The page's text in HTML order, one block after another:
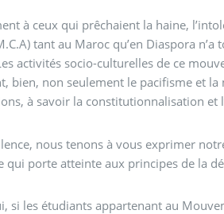
à ceux qui prêchaient la haine,
tant au Maroc qu’en Diaspora
activités socio-culturelles de ce
bien, non seulement le pacifisme et
à savoir la constitutionnalisation et
nous tenons à vous exprimer
qui porte atteinte aux principes de la
si les étudiants appartenant au